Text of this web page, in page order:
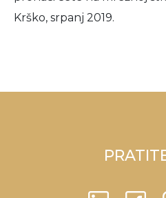
Krško, srpanj 2019.